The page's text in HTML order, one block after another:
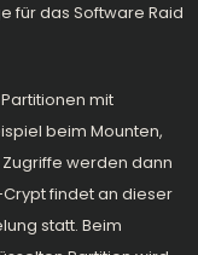
für das Software Raid
mit
beim Mounten,
werden dann
findet an dieser
statt. Beim